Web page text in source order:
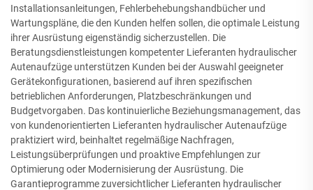
Installationsanleitungen, Fehlerbehebungshandbücher und
Wartungspläne, die den Kunden helfen sollen, die optimale Leistung
ihrer Ausrüstung eigenständig sicherzustellen. Die
Beratungsdienstleistungen kompetenter Lieferanten hydraulischer
Autenaufzüge unterstützen Kunden bei der Auswahl geeigneter
Gerätekonfigurationen, basierend auf ihren spezifischen
betrieblichen Anforderungen, Platzbeschränkungen und
Budgetvorgaben. Das kontinuierliche Beziehungsmanagement, das
von kundenorientierten Lieferanten hydraulischer Autenaufzüge
praktiziert wird, beinhaltet regelmäßige Nachfragen,
Leistungsüberprüfungen und proaktive Empfehlungen zur
Optimierung oder Modernisierung der Ausrüstung. Die
Garantieprogramme zuversichtlicher Lieferanten hydraulischer